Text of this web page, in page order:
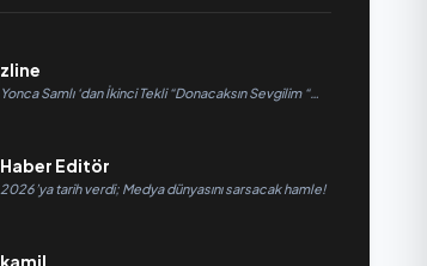
zline
Yonca Samlı ‘dan İkinci Tekli “Donacaksın Sevgilim “
Haber Editör
2026’ya tarih verdi; Medya dünyasını sarsacak hamle!
kamil